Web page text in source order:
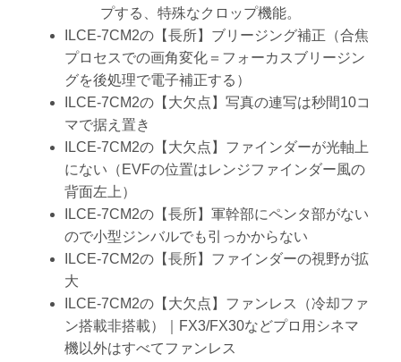
プする、特殊なクロップ機能。
ILCE-7CM2の【長所】ブリージング補正（合焦
プロセスでの画角変化＝フォーカスブリージン
グを後処理で電子補正する）
ILCE-7CM2の【大欠点】写真の連写は秒間10コ
マで据え置き
ILCE-7CM2の【大欠点】ファインダーが光軸上
にない（EVFの位置はレンジファインダー風の
背面左上）
ILCE-7CM2の【長所】軍幹部にペンタ部がない
ので小型ジンバルでも引っかからない
ILCE-7CM2の【長所】ファインダーの視野が拡
大
ILCE-7CM2の【大欠点】ファンレス（冷却ファ
ン搭載非搭載）｜FX3/FX30などプロ用シネマ
機以外はすべてファンレス